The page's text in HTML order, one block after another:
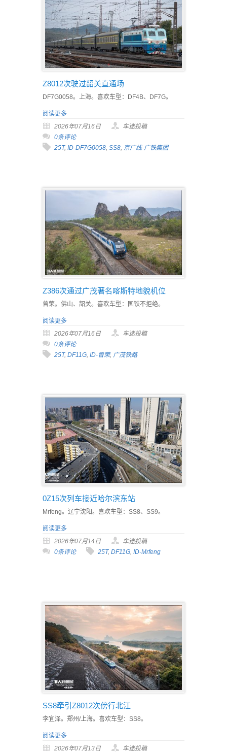
Z8012次驶过韶关直通场
DF7G0058。上海。喜欢车型：DF4B、DF7G。
阅读更多
2026年07月16日
车迷投稿
0条评论
25T, ID-DF7G0058 SS8 京广线-广铁集团
Z386次通过广茂著名喀斯特地貌机位
曾荣。佛山、韶关。喜欢车型：国铁不拒绝。
阅读更多
2026年07月16日
车迷投稿
0条评论
25T, DF11G, ID-曾荣, 广茂铁路
0Z15次列车接近哈尔滨东站
Mrfeng。辽宁沈阳。喜欢车型：SS8、SS9。
阅读更多
2026年07月14日
车迷投稿
0条评论
25T, DF11G ID-Mrfeng
SS8牵引Z8012次傍行北江
李宜泽。郑州/上海。喜欢车型：SS8。
阅读更多
2026年07月13日
车迷投稿